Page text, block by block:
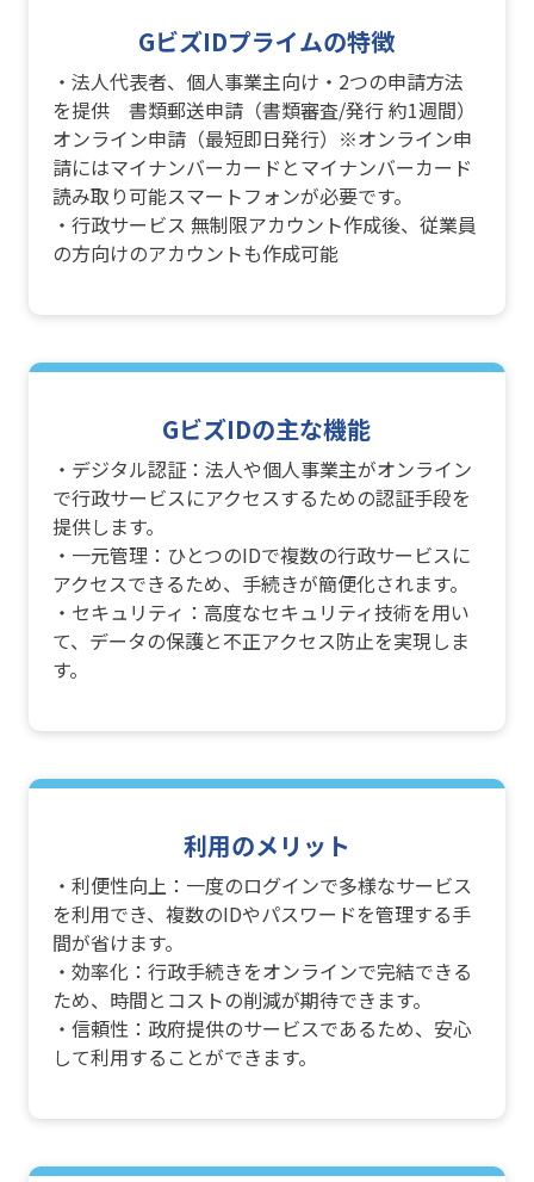
GビズIDプライムの特徴
・法人代表者、個人事業主向け・2つの申請方法
を提供 書類郵送申請（書類審査/発行 約1週間）
オンライン申請（最短即日発行）※オンライン申
請にはマイナンバーカードとマイナンバーカード
読み取り可能スマートフォンが必要です。
・行政サービス 無制限アカウント作成後、従業員
の方向けのアカウントも作成可能
GビズIDの主な機能
・デジタル認証：法人や個人事業主がオンライン
で行政サービスにアクセスするための認証手段を
提供します。
・一元管理：ひとつのIDで複数の行政サービスに
アクセスできるため、手続きが簡便化されます。
・セキュリティ：高度なセキュリティ技術を用い
て、データの保護と不正アクセス防止を実現しま
す。
利用のメリット
・利便性向上：一度のログインで多様なサービス
を利用でき、複数のIDやパスワードを管理する手
間が省けます。
・効率化：行政手続きをオンラインで完結できる
ため、時間とコストの削減が期待できます。
・信頼性：政府提供のサービスであるため、安心
して利用することができます。